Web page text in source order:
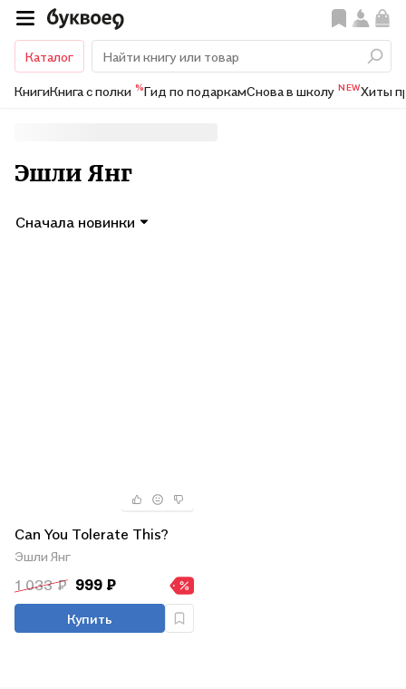
Каталог
КнигиКнига с полки %Гид по подаркамСнова в школу NEWХиты
Эшли Янг
Сначала новинки
Can You Tolerate This?
Эшли Янг
1 033 ₽ 999 ₽
Купить